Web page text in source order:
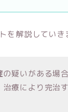
を解説していき
の疑いがある場
療により完治